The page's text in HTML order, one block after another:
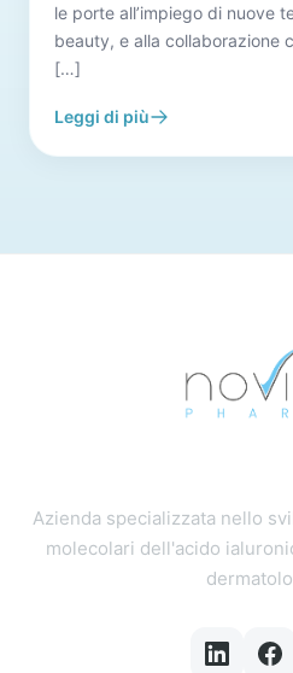
le porte all’impiego di nuove
beauty, e alla collaborazione
[…]
Leggi di più
Azienda specializzata nello
molecolari dell'acido